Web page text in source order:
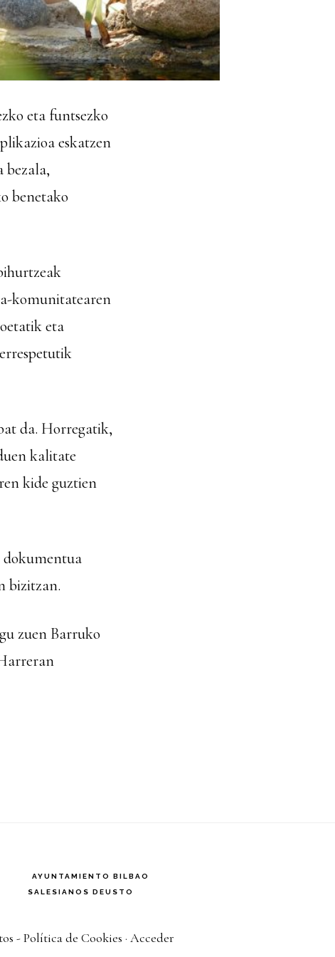
eta funtsezko
eskatzen
bezala,
benetako
komunitatearen
eta
da. Horregatik,
kalitate
kide guztien
bizitzan.
zuen Barruko
AYUNTAMIENTO BILBAO
SALESIANOS DEUSTO
- Política de Cookies · Acceder